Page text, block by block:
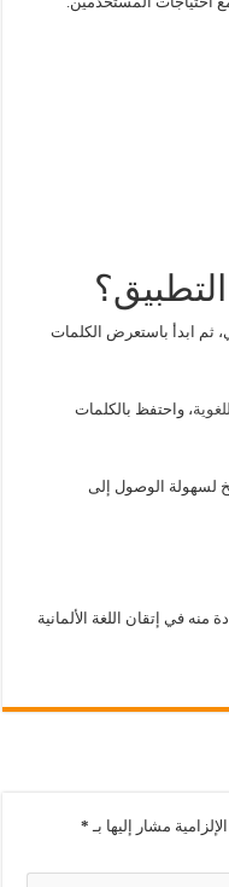
ثم ابدأ باستعرض الكلمات
، واحتفظ بالكلمات
لسهولة الوصول إلى
في إتقان اللغة الألمانية
مشار إليها بـ *